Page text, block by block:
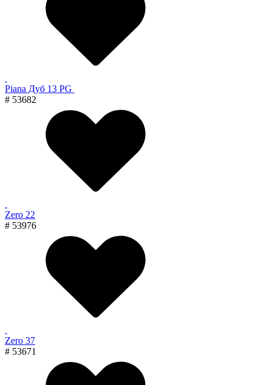
Piana Дуб 13 PG
# 53682
Zero 22
# 53976
Zero 37
# 53671